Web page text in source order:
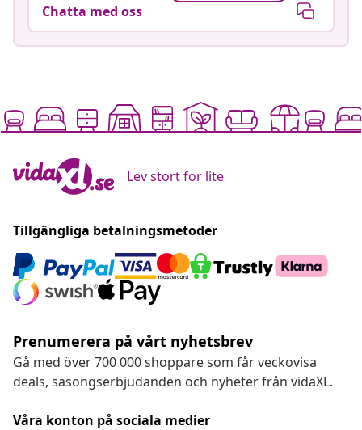
Chatta med oss
Lev stort for lite
Tillgängliga betalningsmetoder
Prenumerera på vårt nyhetsbrev
Gå med över 700 000 shoppare som får veckovisa
deals, säsongserbjudanden och nyheter från vidaXL.
Våra konton på sociala medier